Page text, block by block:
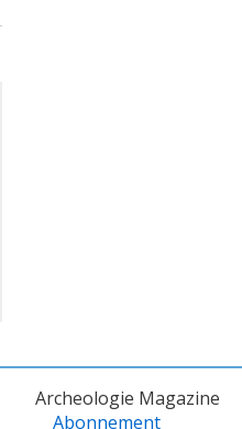
Archeologie Magazine
Abonnement